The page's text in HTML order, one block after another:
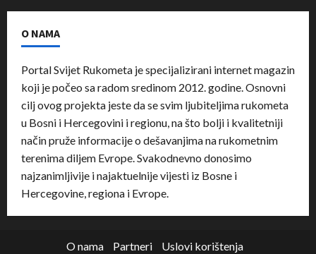
O NAMA
Portal Svijet Rukometa je specijalizirani internet magazin
koji je počeo sa radom sredinom 2012. godine. Osnovni
cilj ovog projekta jeste da se svim ljubiteljima rukometa
u Bosni i Hercegovini i regionu, na što bolji i kvalitetniji
način pruže informacije o dešavanjima na rukometnim
terenima diljem Evrope. Svakodnevno donosimo
najzanimljivije i najaktuelnije vijesti iz Bosne i
Hercegovine, regiona i Evrope.
O nama Partneri
Uslovi korištenja